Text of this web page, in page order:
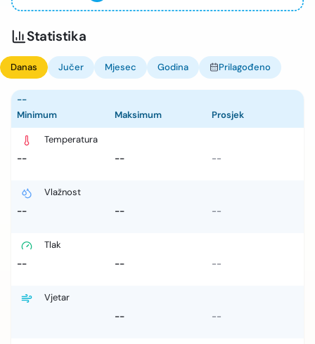
Statistika
Danas Jučer Mjesec Godina Prilagođeno
--
Minimum
Maksimum Prosjek
Temperatura
--
-- --
Vlažnost
--
-- --
Tlak
--
-- --
Vjetar
--
--